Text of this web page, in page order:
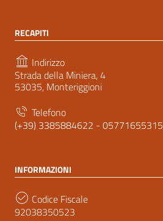
RECAPITI
Indirizzo
Strada della Miniera, 4
53035, Monteriggioni
Telefono
(+39) 3385884622 - 05771655315
INFORMAZIONI
Codice Fiscale
92038350523